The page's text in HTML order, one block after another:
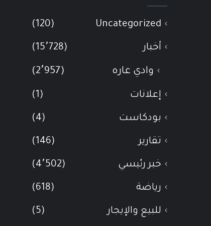
Uncategorized
(120)
أخبار (15٬728)
وادي عاره (2٬957)
إعلانات (1)
بودكاست (4)
تقارير (146)
خبر رئيسي (4٬502)
رياضة (618)
للبيع والإيجار (5)